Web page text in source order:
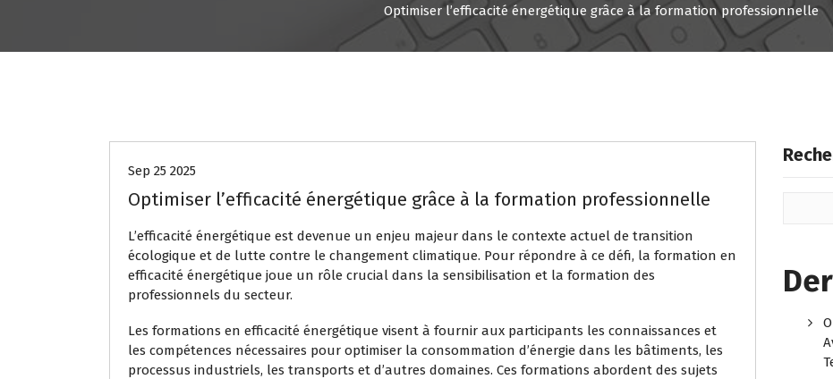
Optimiser l’efficacité énergétique grâce à la formation professionnelle
Sep 25 2025
Optimiser l’efficacité énergétique grâce à la formation professionnelle
L’efficacité énergétique est devenue un enjeu majeur dans le contexte actuel de transition
écologique et de lutte contre le changement climatique. Pour répondre à ce défi, la formation en
efficacité énergétique joue un rôle crucial dans la sensibilisation et la formation des
professionnels du secteur.
Les formations en efficacité énergétique visent à fournir aux participants les connaissances et
les compétences nécessaires pour optimiser la consommation d’énergie dans les bâtiments, les
processus industriels, les transports et d’autres domaines. Ces formations abordent des sujets